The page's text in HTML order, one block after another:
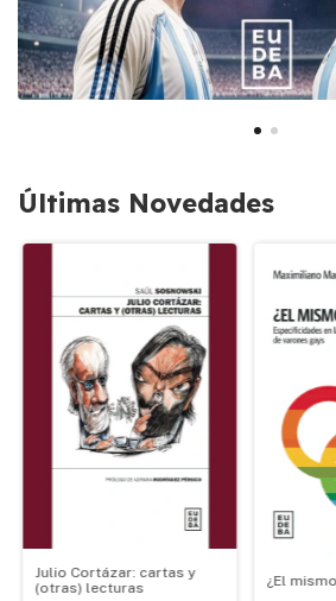
Últimas Novedades
Julio Cortázar: cartas y
(otras) lecturas
¿El